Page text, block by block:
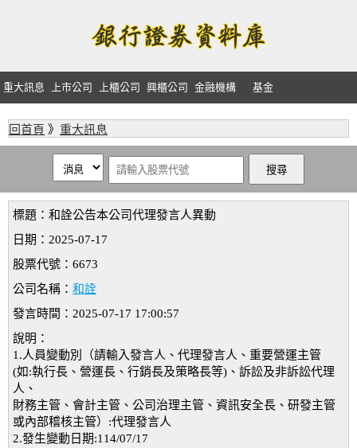
重大訊息 上市公司 上櫃公司 興櫃公司 金融機構 基金
回首頁 》 重大訊息
標題：和詮公告本公司代理發言人異動
日期：2025-07-17
股票代號：6673
公司名稱： 和詮
發言時間：2025-07-17 17:00:57
說明：
1.人員變動別（請輸入發言人、代理發言人、重要營運主管
(如:執行長、營運長、行銷長及策略長等)、訴訟及非訴訟代理
人、
財務主管、會計主管、公司治理主管、資訊安全長、研發主管
或內部稽核主管）:代理發言人
2.發生變動日期:114/07/17